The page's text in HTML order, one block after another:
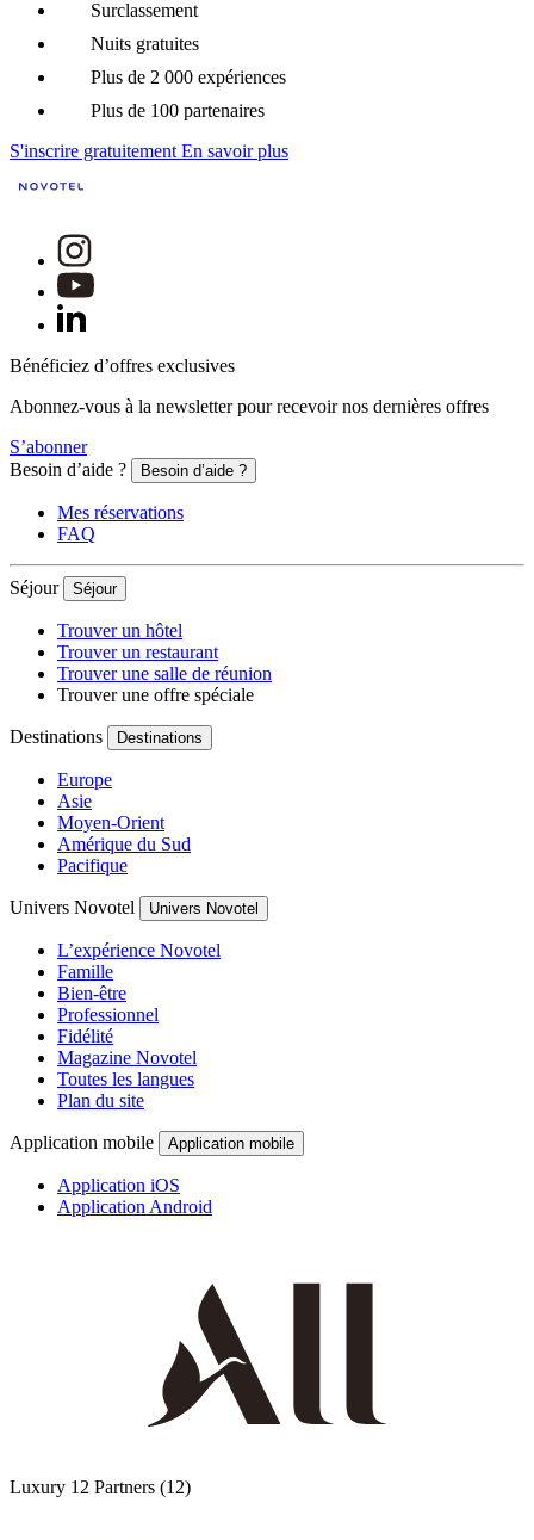
Surclassement
Nuits gratuites
Plus de 2 000 expériences
Plus de 100 partenaires
S'inscrire gratuitement En savoir plus
Bénéficiez d’offres exclusives
Abonnez-vous à la newsletter pour recevoir nos dernières offres
S’abonner
Besoin d’aide ?
Besoin d’aide ?
Mes réservations
FAQ
Séjour Séjour
Trouver un hôtel
Trouver un restaurant
Trouver une salle de réunion
Trouver une offre spéciale
Destinations Destinations
Europe
Asie
Moyen-Orient
Amérique du Sud
Pacifique
Univers Novotel Univers Novotel
L’expérience Novotel
Famille
Bien-être
Professionnel
Fidélité
Magazine Novotel
Toutes les langues
Plan du site
Application mobile Application mobile
Application iOS
Application Android
Luxury 12 Partners (12)